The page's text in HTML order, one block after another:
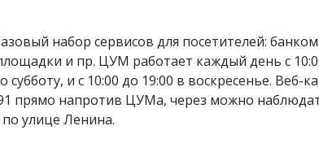
набор сервисов для посетителей:
и пр. ЦУМ работает каждый день с
субботу, и с 10:00 до 19:00 в воскресенье. Веб-
прямо напротив ЦУМа, через можно
улице Ленина.